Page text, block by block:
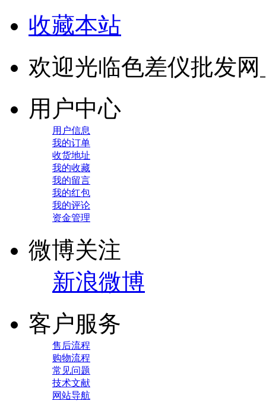
收藏本站
欢迎光临色差仪批发网
用户中心
用户信息
我的订单
收货地址
我的收藏
我的留言
我的红包
我的评论
资金管理
微博关注
新浪微博
客户服务
售后流程
购物流程
常见问题
技术文献
网站导航